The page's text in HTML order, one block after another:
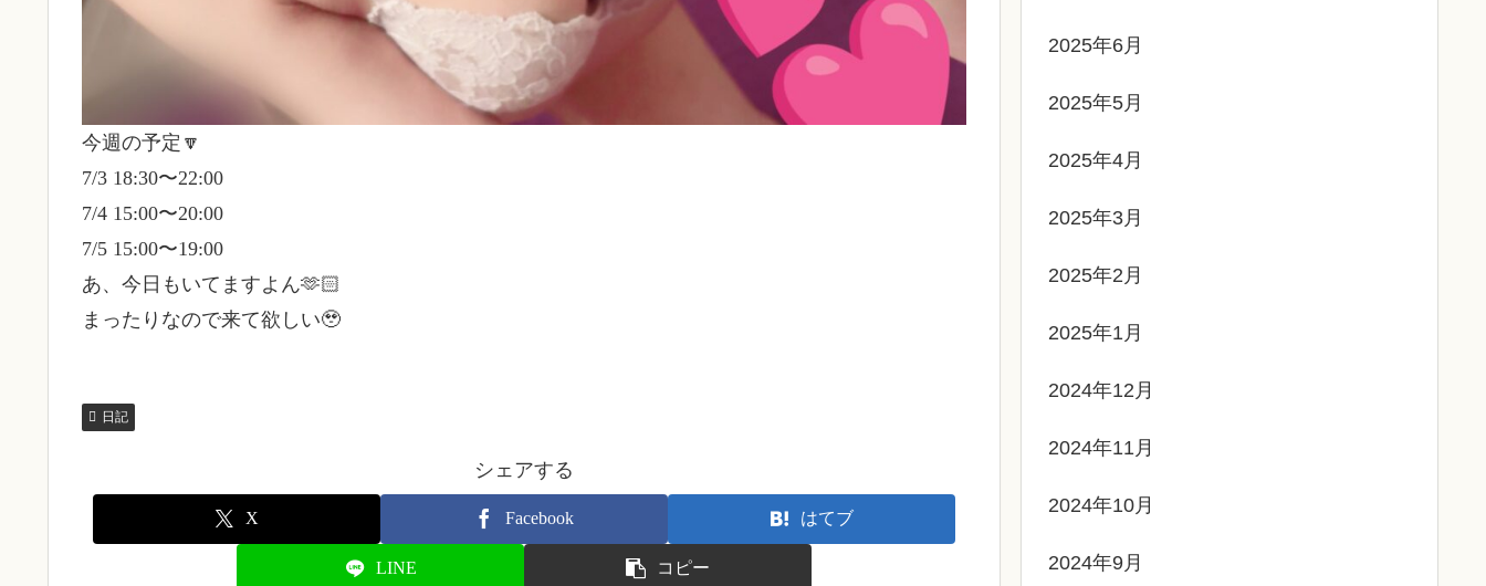
今週の予定🔽
7/3 18:30〜22:00
7/4 15:00〜20:00
7/5 15:00〜19:00
あ、今日もいてますよん🫶🏻
まったりなので来て欲しい🥹
日記
シェアする
X Facebook はてブ
LINE コピー
2025年6月
2025年5月
2025年4月
2025年3月
2025年2月
2025年1月
2024年12月
2024年11月
2024年10月
2024年9月